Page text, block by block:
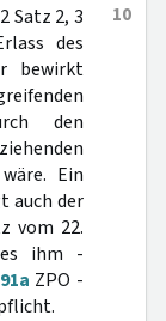
10
Satz 2, 3
des
bewirkt
den
Ein
auch der
vom 22.
ihm -
91a ZPO -